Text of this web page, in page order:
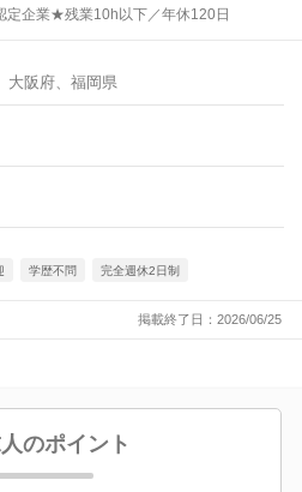
定企業★残業10h以下／年休120日
大阪府、福岡県
学歴不問 完全週休2日制
掲載終了日：2026/06/25
のポイント